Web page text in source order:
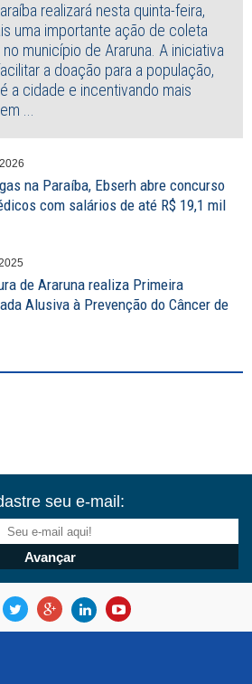
realizará nesta quinta-feira,
uma importante ação de coleta
município de Araruna. A iniciativa
a doação para a população,
a cidade e incentivando mais
...
na Paraíba, Ebserh abre concurso
com salários de até R$ 19,1 mil
de Araruna realiza Primeira
Alusiva à Prevenção do Câncer de
seu e-mail: